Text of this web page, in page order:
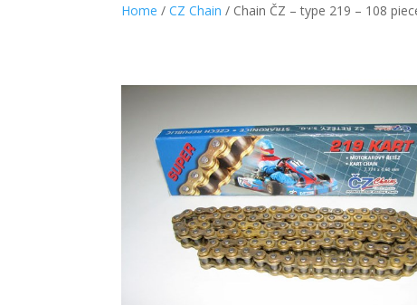
Home /CZ Chain / Chain ČZ – type 219 – 108